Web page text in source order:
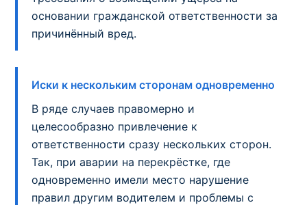
основании гражданской ответственности за
причинённый вред.
Иски к нескольким сторонам одновременно
В ряде случаев правомерно и
целесообразно привлечение к
ответственности сразу нескольких сторон.
Так, при аварии на перекрёстке, где
одновременно имели место нарушение
правил другим водителем и проблемы с